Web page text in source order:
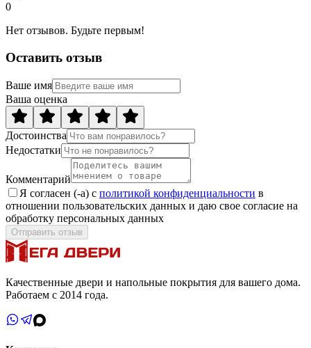
0
Нет отзывов. Будьте первым!
Оставить отзыв
Ваше имя
Ваша оценка
Достоинства
Недостатки
Комментарий
Я согласен (-а) с политикой конфиденциальности в
отношении пользовательских данных и даю свое согласие на
обработку персональных данных
Отправить отзыв
Качественные двери и напольные покрытия для вашего дома.
Работаем с 2014 года.